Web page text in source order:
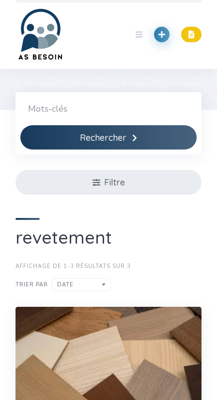
content
Rechercher
Filtre
revetement
AFFICHAGE DE 1-3 RÉSULTATS SUR 3
TRIER PAR DATE